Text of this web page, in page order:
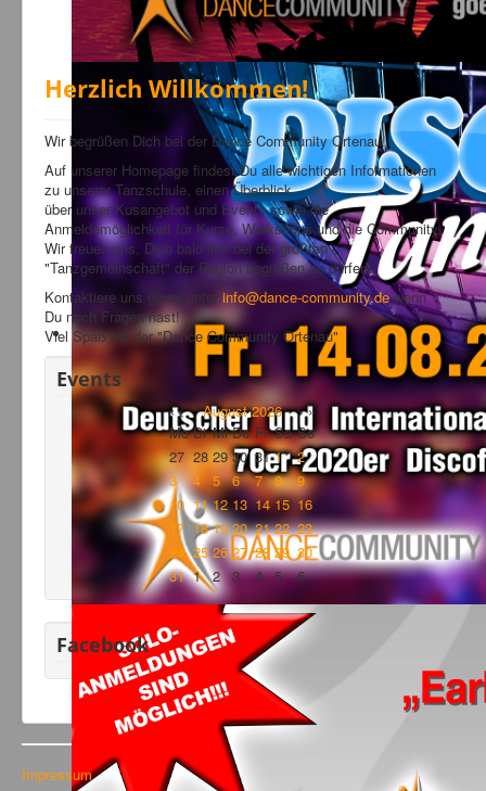
Herzlich Willkommen!
Wir begrüßen Dich bei der Dance Community Ortenau!
Auf unserer Homepage findest Du alle wichtigen Informationen
zu unserer Tanzschule, einen Überblick
über unser Kusangebot und Events sowie die
Anmeldemöglichkeit für Kurse, Workshops und die Community.
Wir freuen uns, Dich bald live bei der größten
"Tanzgemeinschaft" der Region begrüßen zu dürfen!
Kontaktiere uns gerne unterinfo@dance-community.dewenn
Du noch Fragen hast!
Viel Spaß bei der "Dance Community Ortenau"
Events
«< August 2026 >»
Mo Di Mi Do Fr Sa So
27 28 29 30 31 1
2
3
4 5 6 7 8
9
10 11 12 13 14 15 16
17 18 19 20 21 22 23
24 25 26 27 28 29 30
31 1 2 3 4 5 6
Facebook
Impressum